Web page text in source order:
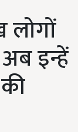
अब इन्हें